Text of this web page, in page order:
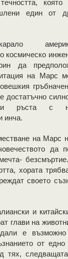
която
един от
космическо
да
на Марс
достатъчно
ръста с
инча.
на Марс
да
хората
своето
и
глави на
е
от
тях,